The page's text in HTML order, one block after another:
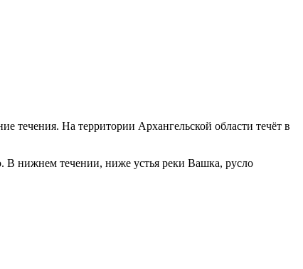
течения. На территории Архангельской области течёт в
В нижнем течении, ниже устья реки Вашка, русло